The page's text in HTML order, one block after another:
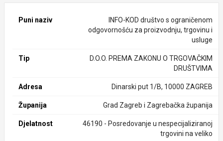
Puni naziv
INFO-KOD društvo s ograničenom
odgovornošću za proizvodnju, trgovinu i
usluge
Tip
D.O.O. PREMA ZAKONU O TRGOVAČKIM
DRUŠTVIMA
Adresa Dinarski put 1/B, 10000 ZAGREB
Županija Grad Zagreb i Zagrebačka županija
Djelatnost
46190 - Posredovanje u nespecijaliziranoj
trgovini na veliko